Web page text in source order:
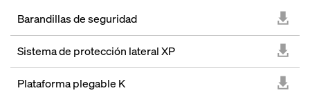
Barandillas de seguridad
Sistema de protección lateral XP
Plataforma plegable K